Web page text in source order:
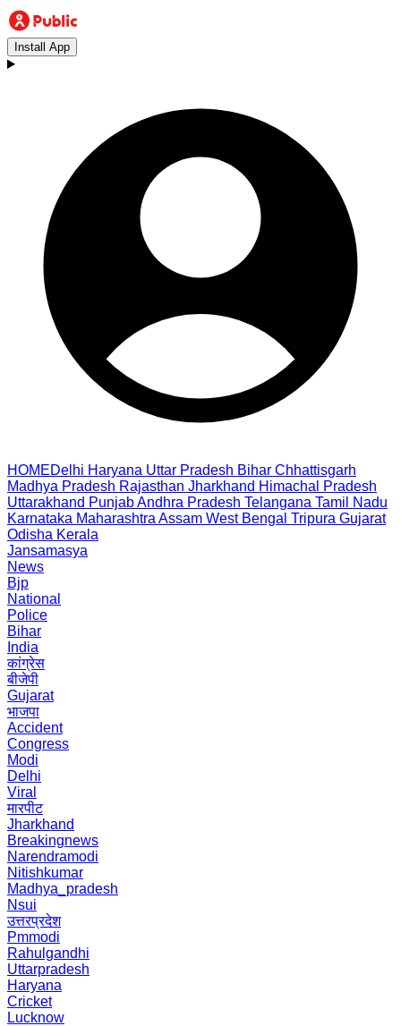
Install App
HOMEDelhi Haryana Uttar Pradesh Bihar Chhattisgarh
Madhya Pradesh Rajasthan Jharkhand Himachal Pradesh
Uttarakhand PunjabAndhra Pradesh Telangana Tamil Nadu
Karnataka Maharashtra Assam West Bengal Tripura Gujarat
Odisha Kerala
Jansamasya
News
Bjp
National
Police
Bihar
India
कांग्रेस
बीजेपी
Gujarat
भाजपा
Accident
Congress
Modi
Delhi
Viral
मारपीट
Jharkhand
Breakingnews
Narendramodi
Nitishkumar
Madhya_pradesh
Nsui
उत्तरप्रदेश
Pmmodi
Rahulgandhi
Uttarpradesh
Haryana
Cricket
Lucknow